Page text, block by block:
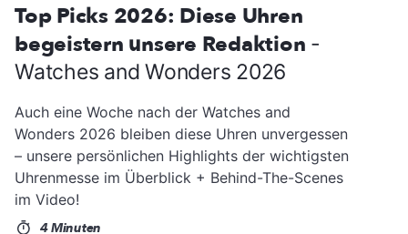
Top Picks 2026: Diese Uhren
begeistern unsere Redaktion -
Watches and Wonders 2026
Auch eine Woche nach der Watches and
Wonders 2026 bleiben diese Uhren unvergessen
– unsere persönlichen Highlights der wichtigsten
Uhrenmesse im Überblick + Behind-The-Scenes
im Video!
4 Minuten